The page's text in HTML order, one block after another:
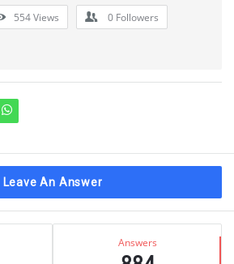
554Views 0 Followers
Leave An Answer
Answers